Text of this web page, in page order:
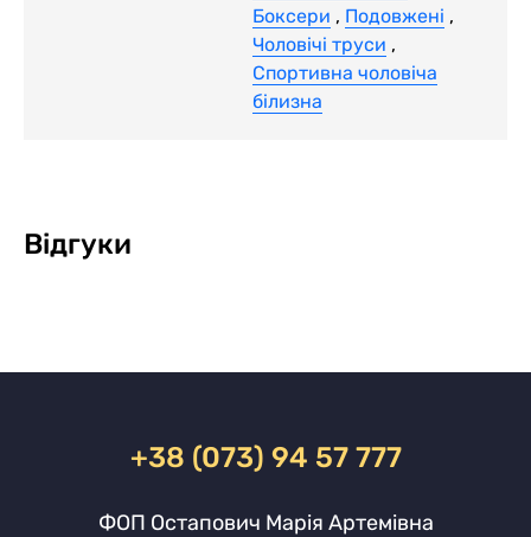
Боксери , Подовжені ,
Чоловічі труси ,
Спортивна чоловіча
білизна
Відгуки
+38 (073) 94 57 777
ФОП Остапович Марія Артемівна